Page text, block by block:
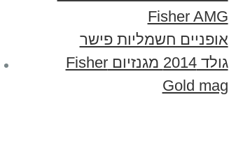
Fisher AMG
אופניים חשמליות פישר
גולד 2014 מגנזיום Fisher
Gold mag